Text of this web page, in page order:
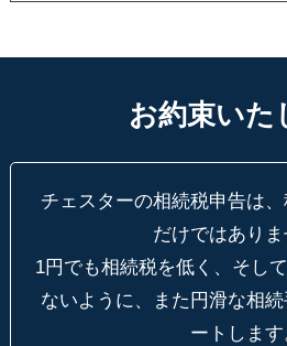
お約束いた
チェスターの相続税申告は
だけではありま
1円でも相続税を低く、そし
ないように、
また円滑な相
ートします